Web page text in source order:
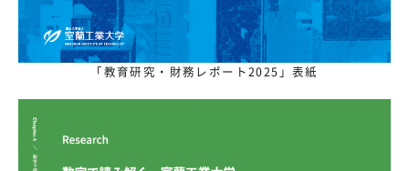
「教育研究・財務レポート2025」表紙